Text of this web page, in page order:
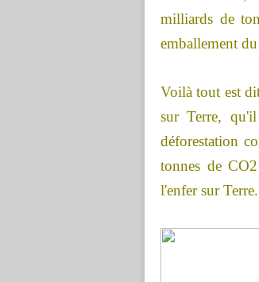
milliards de
emballement
Voilà tout est
sur Terre,
déforestation
tonnes de
l'enfer sur